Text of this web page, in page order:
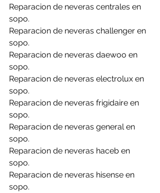
Reparacion de neveras centrales en
sopo.
Reparacion de neveras challenger en
sopo.
Reparacion de neveras daewoo en
sopo.
Reparacion de neveras electrolux en
sopo.
Reparacion de neveras frigidaire en
sopo.
Reparacion de neveras general en
sopo.
Reparacion de neveras haceb en
sopo.
Reparacion de neveras hisense en
sopo.